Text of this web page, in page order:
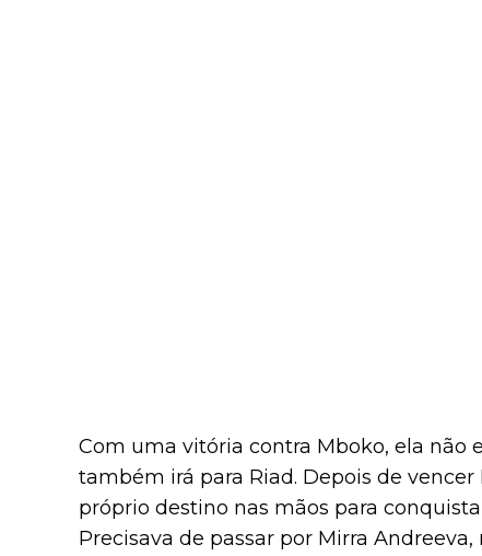
Com uma vitória contra Mboko, ela não
também irá para Riad. Depois de
próprio destino nas mãos para
Precisava de passar por Mirra